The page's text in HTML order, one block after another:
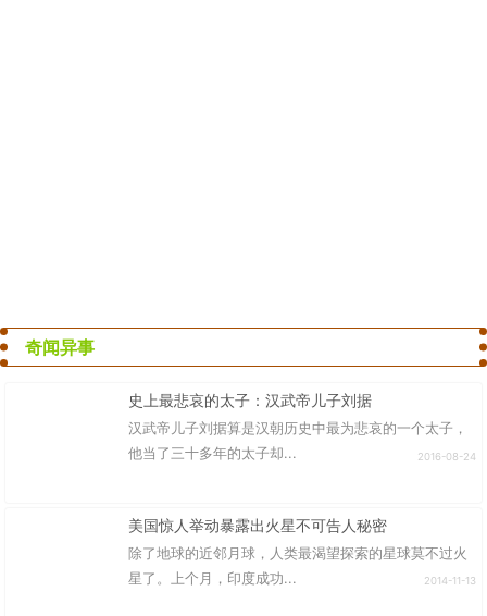
奇闻异事
史上最悲哀的太子：汉武帝儿子刘据
汉武帝儿子刘据算是汉朝历史中最为悲哀的一个太子，
他当了三十多年的太子却...
2016-08-24
美国惊人举动暴露出火星不可告人秘密
除了地球的近邻月球，人类最渴望探索的星球莫不过火
星了。上个月，印度成功...
2014-11-13